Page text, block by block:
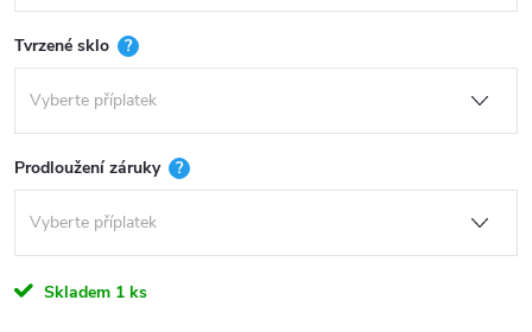
Tvrzené sklo ?
Prodloužení záruky ?
Skladem 1 ks